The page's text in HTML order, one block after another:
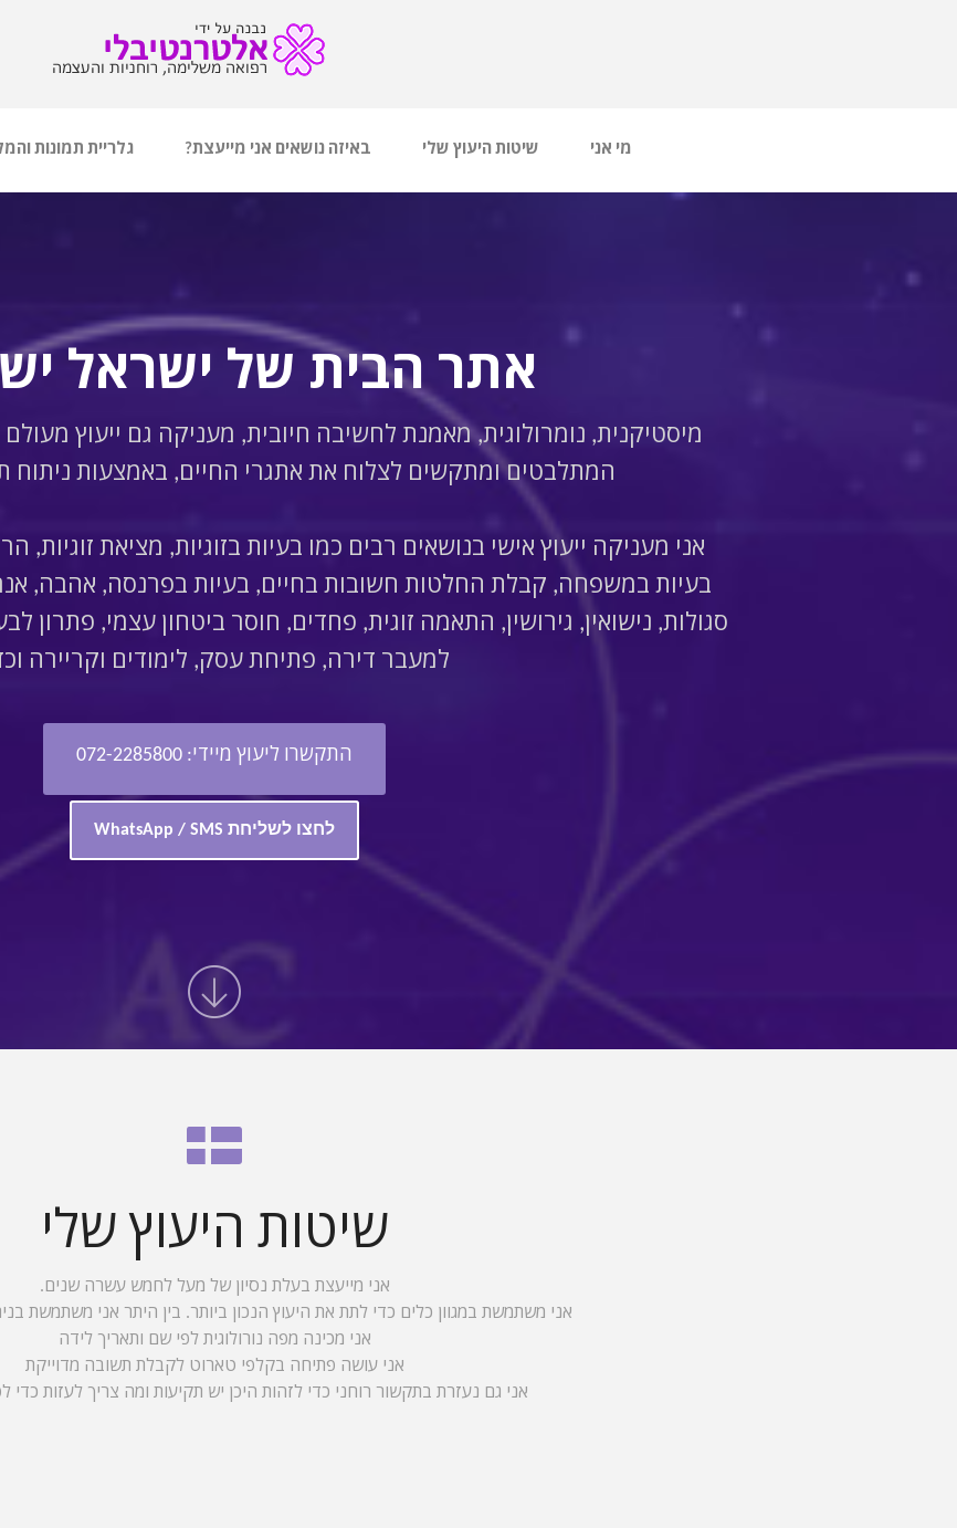
מי אני שיטות היעוץ שלי באיזה נושאים אני מייעצת? גלריית תמונות
אתר הבית של ישראל
מיסטיקנית, נומרולוגית, מאמנת לחשיבה חיובית, מעניקה גם ייעוץ
המתלבטים ומתקשים לצלוח את אתגרי החיים, באמצעות ניתוח
אני מעניקה ייעוץ אישי בנושאים רבים כמו בעיות בזוגיות, מציאת
בעיות במשפחה, קבלת החלטות חשובות בחיים, בעיות בפרנסה, אהבה,
סגולות, נישואין, גירושין, התאמה זוגית, פחדים, חוסר ביטחון עצמי, פתרון
למעבר דירה, פתיחת עסק, לימודים וקריירה
התקשרו ליעוץ מיידי: 072-2285800
לחצו לשליחת WhatsApp / SMS
שיטות היעוץ שלי
אני מייעצת בעלת נסיון של מעל לחמש עשרה שנים.
אני משתמשת במגוון כלים כדי לתת את היעוץ הנכון ביותר. בין היתר אני משתמשת
אני מכינה מפה נורולוגית לפי שם ותאריך לידה
אני עושה פתיחה בקלפי טארוט לקבלת תשובה מדוייקת
אני גם נעזרת בתקשור רוחני כדי לזהות היכן יש תקיעות ומה צריך לעזות כדי